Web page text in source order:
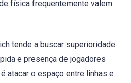
física frequentemente valem
tende a buscar superioridade
e presença de jogadores
atacar o espaço entre linhas e